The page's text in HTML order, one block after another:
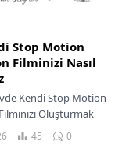
Stop Motion
Filminizi Nasıl
Kendi Stop Motion
Oluşturmak
Gerekli Temel
Hazırlık Filminizin
45 0